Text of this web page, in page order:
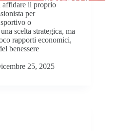
affidare il proprio
per
o
scelta strategica, ma
rapporti economici,
benessere
25, 2025